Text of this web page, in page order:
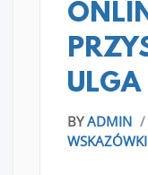
BYADMIN /
WSKAZÓWKI